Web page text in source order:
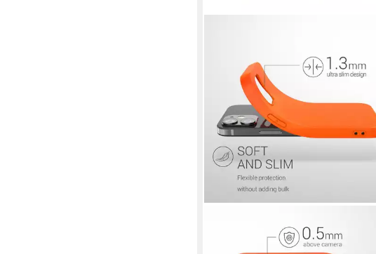
Handyhülle Hülle für Apple iPhone 12